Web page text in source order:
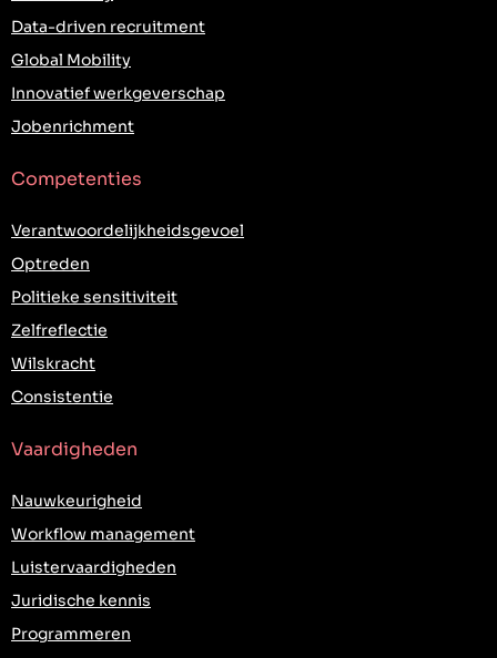
Data-driven recruitment
Global Mobility
Innovatief werkgeverschap
Jobenrichment
Competenties
Verantwoordelijkheidsgevoel
Optreden
Politieke sensitiviteit
Zelfreflectie
Wilskracht
Consistentie
Vaardigheden
Nauwkeurigheid
Workflow management
Luistervaardigheden
Juridische kennis
Programmeren